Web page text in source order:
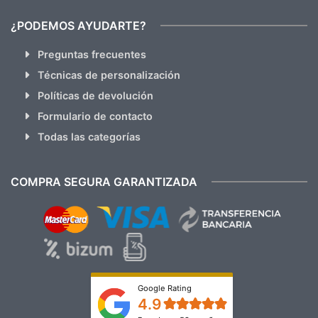
¿PODEMOS AYUDARTE?
Preguntas frecuentes
Técnicas de personalización
Políticas de devolución
Formulario de contacto
Todas las categorías
COMPRA SEGURA GARANTIZADA
Google Rating
4.9